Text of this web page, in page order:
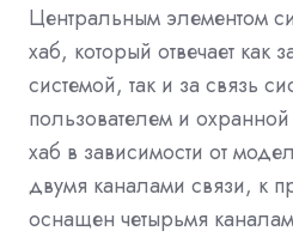
Центральным элементом
хаб, который отвечает как
системой, так и за связь
пользователем и
хаб в зависимости от
двумя каналами связи, к
оснащен четырьмя